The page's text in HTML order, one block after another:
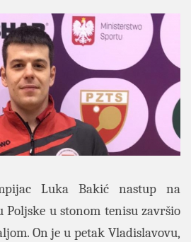
Luka Bakić nastup na
u stonom tenisu završio
On je u petak Vladislavovu,